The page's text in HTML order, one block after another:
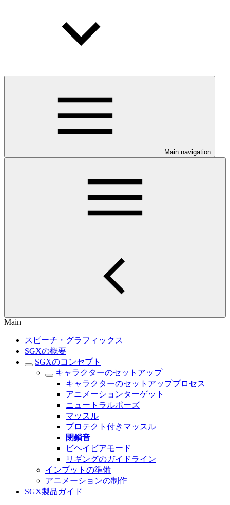
Main navigation
Main
スピーチ・グラフィックス
SGXの概要
SGXのコンセプト
キャラクターのセットアップ
キャラクターのセットアッププロセス
アニメーションターゲット
ニュートラルポーズ
マッスル
プロテクト付きマッスル
閉鎖音
ビヘイビアモード
リギングのガイドライン
インプットの準備
アニメーションの制作
SGX製品ガイド